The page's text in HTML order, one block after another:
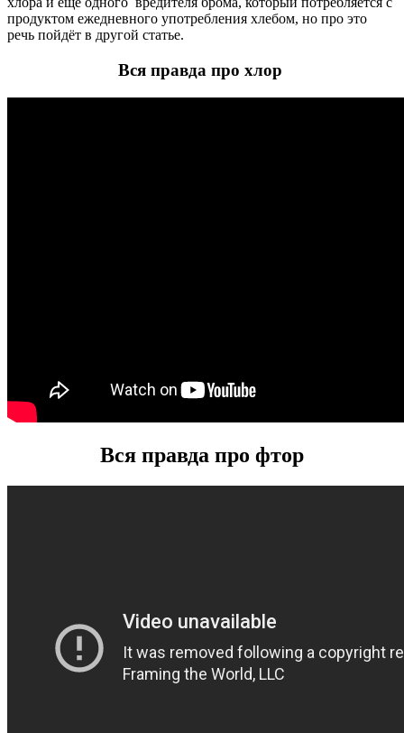
продуктом ежедневного употребления хлебом, но про это
речь пойдёт в другой статье.
Вся правда про хлор
Вся правда про фтор